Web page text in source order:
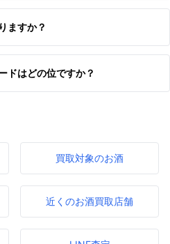
ますか？
ドはどの位ですか？
買取対象のお酒
近くのお酒買取店舗